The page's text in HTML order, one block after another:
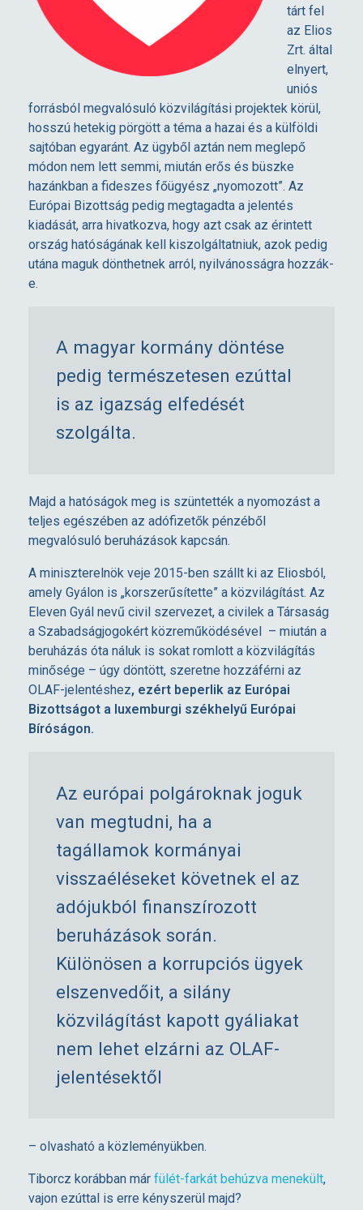
c
n
a
k
i
s
e
n
e
k
ü
l
M
é
tárt fel
az Elios
Zrt. által
elnyert,
uniós
forrásból megvalósuló közvilágítási projektek körül,
hosszú hetekig pörgött a téma a hazai és a külföldi
sajtóban egyaránt. Az ügyből aztán nem meglepő
módon nem lett semmi, miután erős és büszke
hazánkban a fideszes főügyész „nyomozott”. Az
Európai Bizottság pedig megtagadta a jelentés
kiadását, arra hivatkozva, hogy azt csak az érintett
ország hatóságának kell kiszolgáltatniuk, azok pedig
utána maguk dönthetnek arról, nyilvánosságra hozzák-
e.
A magyar kormány döntése
pedig természetesen ezúttal
is az igazság elfedését
szolgálta.
Majd a hatóságok meg is szüntették a nyomozást a
teljes egészében az adófizetők pénzéből
megvalósuló beruházások kapcsán.
A miniszterelnök veje 2015-ben szállt ki az Eliosból,
amely Gyálon is „korszerűsítette” a közvilágítást. Az
Eleven Gyál nevű civil szervezet, a civilek a Társaság
a Szabadságjogokért közreműködésével – miután a
beruházás óta náluk is sokat romlott a közvilágítás
minősége – úgy döntött, szeretne hozzáférni az
OLAF-jelentéshez, ezért beperlik az Európai
Bizottságot a luxemburgi székhelyű Európai
Bíróságon.
Az európai polgároknak joguk
van megtudni, ha a
tagállamok kormányai
visszaéléseket követnek el az
adójukból finanszírozott
beruházások során.
Különösen a korrupciós ügyek
elszenvedőit, a silány
közvilágítást kapott gyáliakat
nem lehet elzárni az OLAF-
jelentésektől
– olvasható a közleményükben.
Tiborcz korábban már fülét-farkát behúzva menekült,
vajon ezúttal is erre kényszerül majd?